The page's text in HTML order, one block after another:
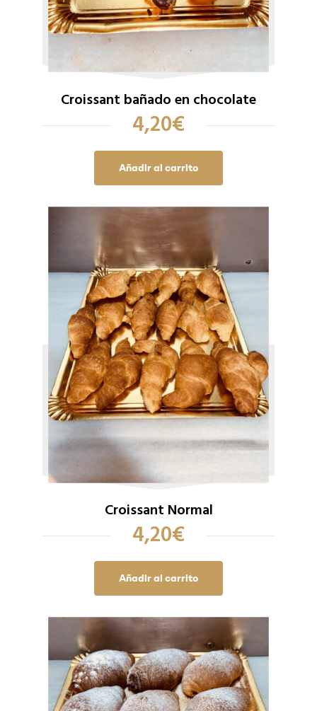
Croissant bañado en chocolate
4,20€
Añadir al carrito
Croissant Normal
4,20€
Añadir al carrito